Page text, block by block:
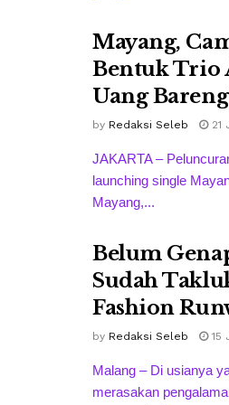
Mayang,
Bentuk Trio
Uang
by Redaksi Seleb 21
JAKARTA –
launching single
Mayang,...
Belum
Sudah
Fashion
by Redaksi Seleb 15
Malang – Di usianya
merasakan